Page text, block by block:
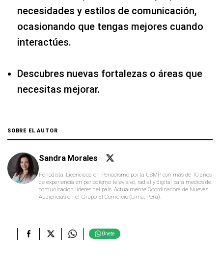
necesidades y estilos de comunicación,
ocasionando que tengas mejores cuando
interactúes.
Descubres nuevas fortalezas o áreas que
necesitas mejorar.
SOBRE EL AUTOR
Sandra Morales
Periodista. Licenciada en Periodismo por la USMP con más de 10 años
de experiencia en periodismo televisivo, radial y digital para medios de
comunicación líderes del país. Actualmente Coordinadora de Nuevas
Audiencias en el Grupo El Comercio (Lima, Perú).
Únete